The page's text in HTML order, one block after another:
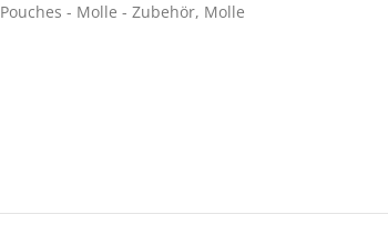
Pouches - Molle - Zubehör, Molle